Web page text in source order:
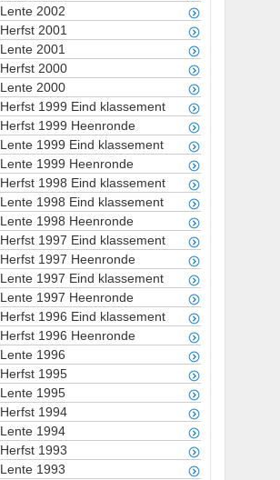
Lente 2002
Herfst 2001
Lente 2001
Herfst 2000
Lente 2000
Herfst 1999 Eind klassement
Herfst 1999 Heenronde
Lente 1999 Eind klassement
Lente 1999 Heenronde
Herfst 1998 Eind klassement
Lente 1998 Eind klassement
Lente 1998 Heenronde
Herfst 1997 Eind klassement
Herfst 1997 Heenronde
Lente 1997 Eind klassement
Lente 1997 Heenronde
Herfst 1996 Eind klassement
Herfst 1996 Heenronde
Lente 1996
Herfst 1995
Lente 1995
Herfst 1994
Lente 1994
Herfst 1993
Lente 1993